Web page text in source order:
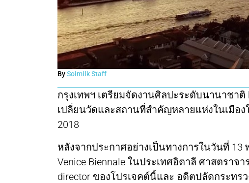
BySoimilk Staff
กรุงเทพฯ เตรียมจัดงานศิลปะระดับนานาชาติ
เปลี่ยนวัดและสถานที่สำคัญหลายแห่งในเมือ
2018
หลังจากประกาศอย่างเป็นทางการในวันที่
Venice Biennale ในประเทศอิตาลี ศาสตรา
director ของโปรเจคต์นี้และ อดีตปลัดกระท